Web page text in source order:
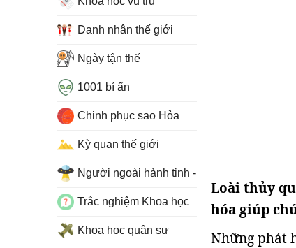
Loài thủy
hóa giúp
Những phát
Danh nhân thế giới
Ngày tận thế
1001 bí ẩn
Chinh phục sao Hỏa
Kỳ quan thế giới
Người ngoài hành tinh - UFO
Trắc nghiệm Khoa học
Khoa học quân sự